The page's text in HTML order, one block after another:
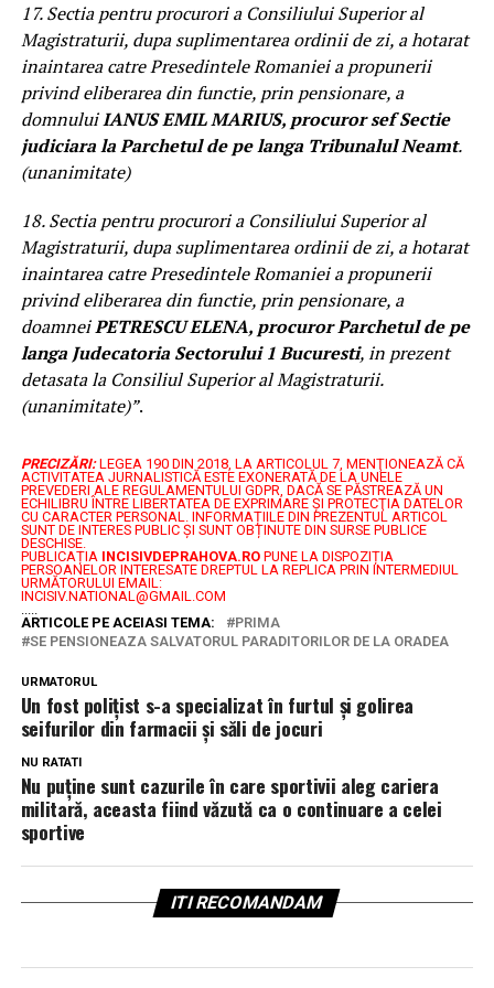
17. Sectia pentru procurori a Consiliului Superior al
Magistraturii, dupa suplimentarea ordinii de zi, a hotarat
inaintarea catre Presedintele Romaniei a propunerii
privind eliberarea din functie, prin pensionare, a
domnuluiIANUS EMIL MARIUS, procuror sef Sectie
judiciara la Parchetul de pe langa Tribunalul Neamt.
(unanimitate)
18. Sectia pentru procurori a Consiliului Superior al
Magistraturii, dupa suplimentarea ordinii de zi, a hotarat
inaintarea catre Presedintele Romaniei a propunerii
privind eliberarea din functie, prin pensionare, a
doamneiPETRESCU ELENA, procuror Parchetul de pe
langa Judecatoria Sectorului 1 Bucuresti, in prezent
detasata la Consiliul Superior al Magistraturii.
(unanimitate)”.
PRECIZĂRI: LEGEA 190 DIN 2018, LA ARTICOLUL 7, MENŢIONEAZĂ CĂ
ACTIVITATEA JURNALISTICĂ ESTE EXONERATĂ DE LA UNELE
PREVEDERI ALE REGULAMENTULUI GDPR, DACĂ SE PĂSTREAZĂ UN
ECHILIBRU ÎNTRE LIBERTATEA DE EXPRIMARE ŞI PROTECŢIA DATELOR
CU CARACTER PERSONAL. INFORMAȚIILE DIN PREZENTUL ARTICOL
SUNT DE INTERES PUBLIC ȘI SUNT OBȚINUTE DIN SURSE PUBLICE
DESCHISE.
PUBLICAȚIA INCISIVDEPRAHOVA.ROPUNE LA DISPOZIȚIA
PERSOANELOR INTERESATE DREPTUL LA REPLICA PRIN INTERMEDIUL
URMĂTORULUI EMAIL:
INCISIV.NATIONAL@GMAIL.COM
.....
ARTICOLE PE ACEIASI TEMA:
PRIMA
SE PENSIONEAZA SALVATORUL PARADITORILOR DE LA ORADEA
URMATORUL
Un fost polițist s-a specializat în furtul și golirea
seifurilor din farmacii și săli de jocuri
NU RATATI
Nu puține sunt cazurile în care sportivii aleg cariera
militară, aceasta fiind văzută ca o continuare a celei
sportive
ITI RECOMANDAM